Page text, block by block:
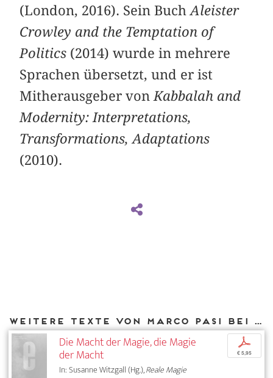
(London, 2016). Sein BuchAleister
Crowley and the Temptation of
Politics (2014) wurde in mehrere
Sprachen übersetzt, und er ist
Mitherausgeber von Kabbalah and
Modernity: Interpretations,
Transformations, Adaptations
(2010).
Weitere Texte von Marco Pasi bei DIAPHANES
Die Macht der Magie, die Magie
der Macht
In: Susanne Witzgall (Hg.),Reale Magie
p
€ 5,95